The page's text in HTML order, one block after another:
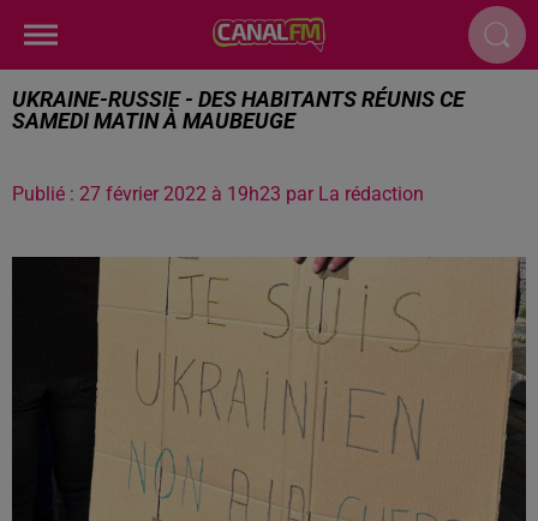
UKRAINE-RUSSIE - DES HABITANTS RÉUNIS CE
SAMEDI MATIN À MAUBEUGE
Publié : 27 février 2022 à 19h23 par La rédaction